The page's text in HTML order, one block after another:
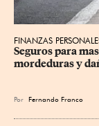
FINANZAS
Seguros para
mordeduras y
Por Fernando Franco